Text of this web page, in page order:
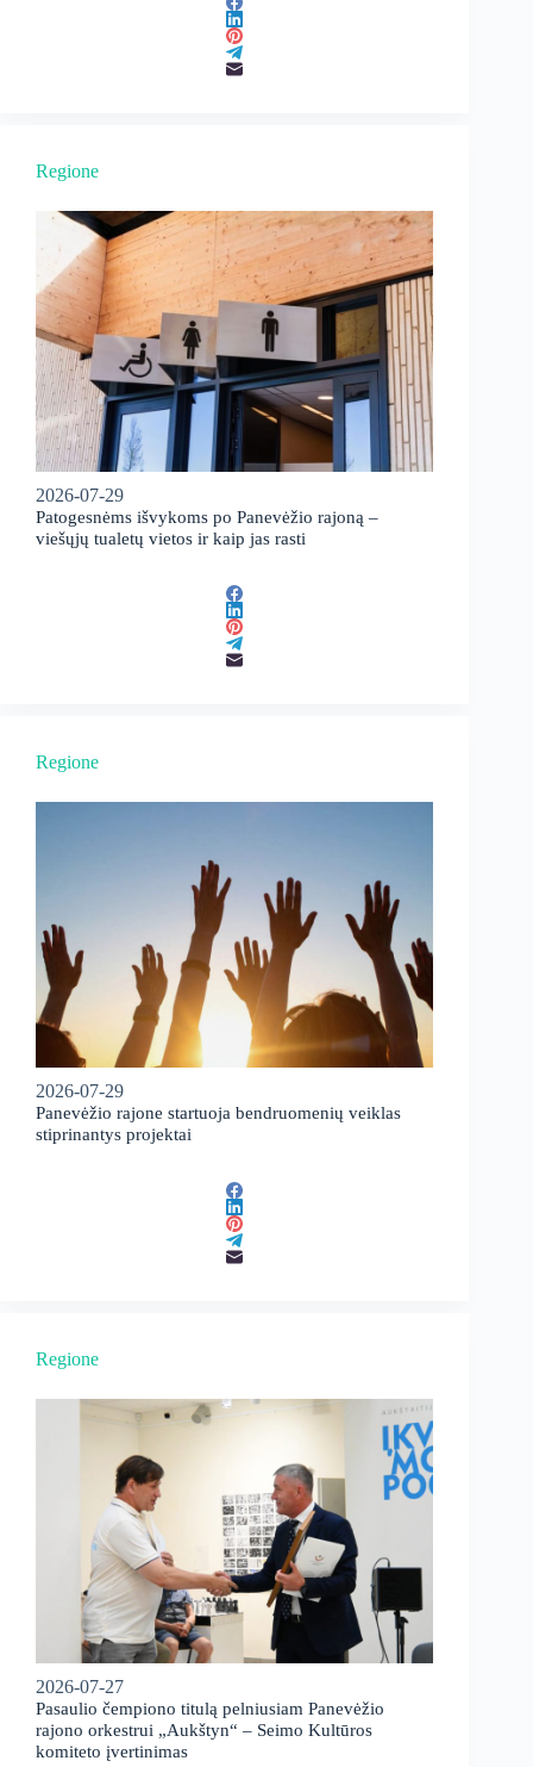
Regione
2026-07-29
Patogesnėms išvykoms po Panevėžio rajoną –
viešųjų tualetų vietos ir kaip jas rasti
Regione
2026-07-29
Panevėžio rajone startuoja bendruomenių veiklas
stiprinantys projektai
Regione
2026-07-27
Pasaulio čempiono titulą pelniusiam Panevėžio
rajono orkestrui „Aukštyn“ – Seimo Kultūros
komiteto įvertinimas